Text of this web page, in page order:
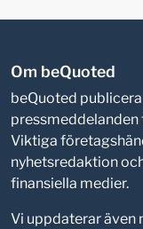
Om beQuoted
beQuoted
Viktiga
nyhetsredaktion
finansiella medier.
Vi uppdaterar även